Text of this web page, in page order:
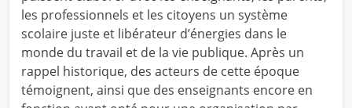
les professionnels et les citoyens un système
scolaire juste et libérateur d’énergies dans le
monde du travail et de la vie publique. Après un
rappel historique, des acteurs de cette époque
témoignent, ainsi que des enseignants encore en